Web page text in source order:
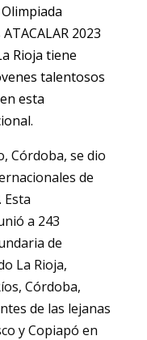
2023
Rioja tiene
talentosos
esta
.
Córdoba, se dio
de
Esta
a 243
de
La Rioja,
Córdoba,
de las lejanas
y Copiapó en